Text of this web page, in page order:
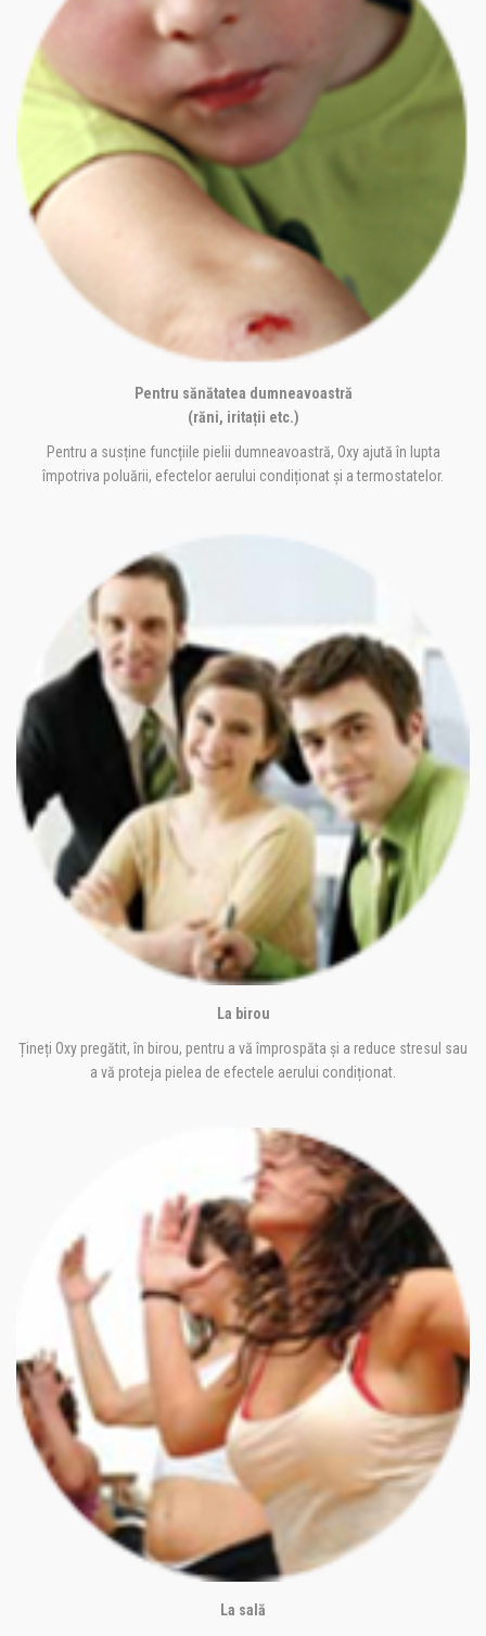
Pentru sănătatea dumneavoastră
(răni, iritații etc.)
Pentru a susține funcțiile pielii dumneavoastră, Oxy ajută în lupta
împotriva poluării, efectelor aerului condiționat și a termostatelor.
La birou
Țineți Oxy pregătit, în birou, pentru a vă împrospăta și a reduce stresul sau
a vă proteja pielea de efectele aerului condiționat.
La sală